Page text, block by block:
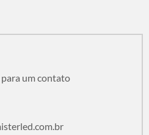
um contato